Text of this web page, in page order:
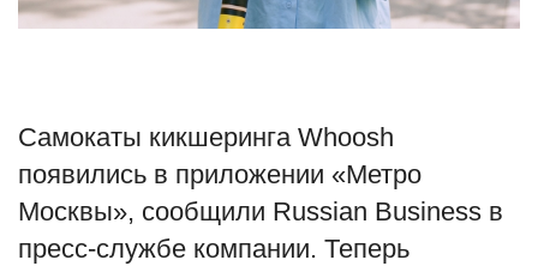
Россия
Язык
Самокаты кикшеринга Whoosh
появились в приложении «Метро
Москвы», сообщили Russian Business в
пресс-службе компании. Теперь